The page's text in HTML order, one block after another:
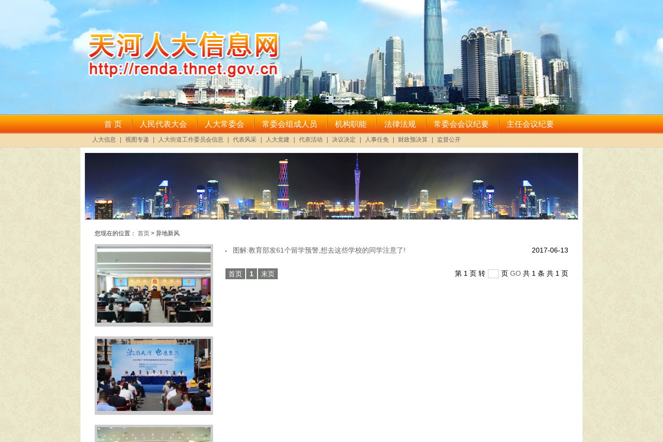
您现在的位置： 首页 > 异地新风
2017-06-13
图解:教育部发61个留学预警,想去这些学校的同学注意了!
首页 1 末页 第 1 页 转 页 GO 共 1 条 共 1 页